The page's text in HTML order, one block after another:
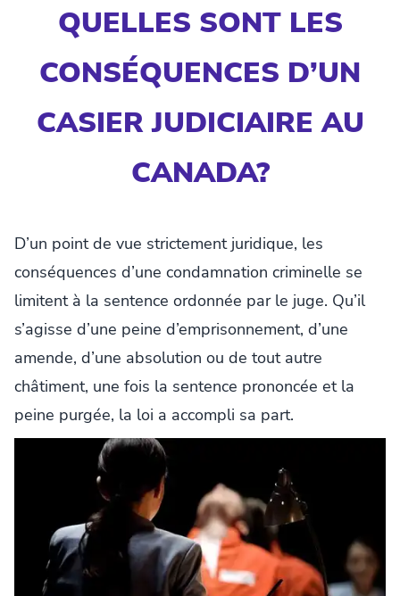
QUELLES SONT LES
CONSÉQUENCES D’UN
CASIER JUDICIAIRE AU
CANADA?
D’un point de vue strictement juridique, les
conséquences d’une condamnation criminelle se
limitent à la sentence ordonnée par le juge. Qu’il
s’agisse d’une peine d’emprisonnement, d’une
amende, d’une absolution ou de tout autre
châtiment, une fois la sentence prononcée et la
peine purgée, la loi a accompli sa part.